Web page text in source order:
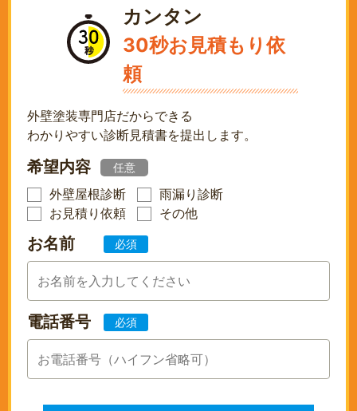
カンタン
30秒お見積もり依
頼
外壁塗装専門店だからできる
わかりやすい診断見積書を提出します。
希望内容 任意
外壁屋根診断
雨漏り診断
お見積り依頼
その他
お名前 必須
電話番号 必須